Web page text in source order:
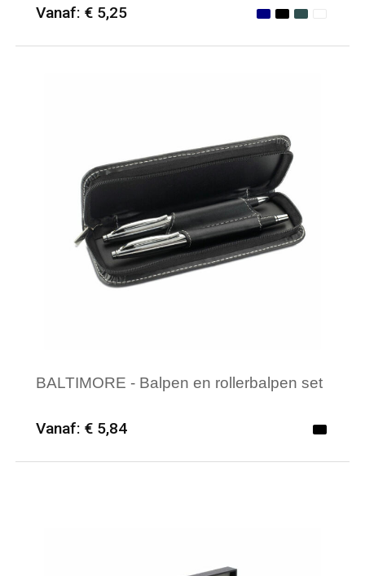
Vanaf: € 5,25
Minimale afname: 12
BALTIMORE - Balpen en rollerbalpen set
Vanaf: € 5,84
Minimale afname: 25